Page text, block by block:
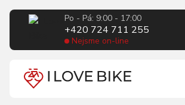
Po - Pá: 9:00 - 17:00
+420 724 711 255
Nejsme on-line